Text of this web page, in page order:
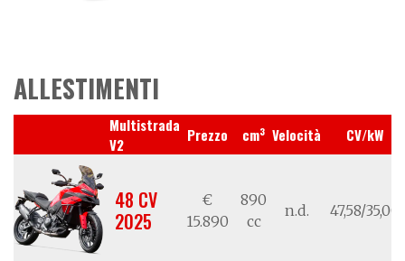
ALLESTIMENTI
Multistrada
V2
Prezzo cm3 Velocità CV/kW
48 CV
2025
€
15.890
890
cc
n.d. 47,58/35,00